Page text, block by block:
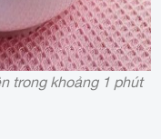
trong khoảng 1 phút